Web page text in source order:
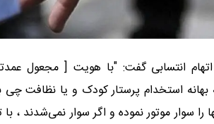
انتسابی گفت: "با هویت [ مجعول
استخدام پرستار کودک و یا نظافت چی
سوار موتور نموده و اگر سوار نمی‌شدند ،